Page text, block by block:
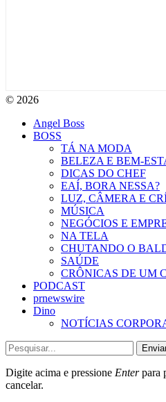
© 2026
Angel Boss
BOSS
TÁ NA MODA
BELEZA E BEM-
DICAS DO CHEF
EAÍ, BORA NESSA?
LUZ, CÂMERA E
MÚSICA
NEGÓCIOS E
NA TELA
CHUTANDO O
SAÚDE
CRÔNICAS DE UM
PODCAST
prnewswire
Dino
NOTÍCIAS
Digite acima e pressione Enterpara
cancelar.